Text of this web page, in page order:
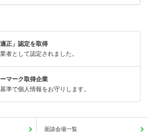
適正」認定を取得
者として認定されました。
マーク取得企業
準で個人情報をお守りします。
面談会場一覧